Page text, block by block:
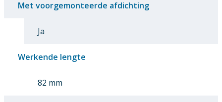
Met voorgemonteerde afdichting
Ja
Werkende lengte
82 mm